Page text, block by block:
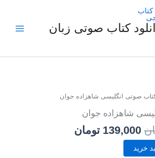
کتاب صوتی زبان
صوتی انگلیسی شاهزاده جوان
شاهزاده جوان
199,000 تومان
بود.
139,000 تومان
خرید